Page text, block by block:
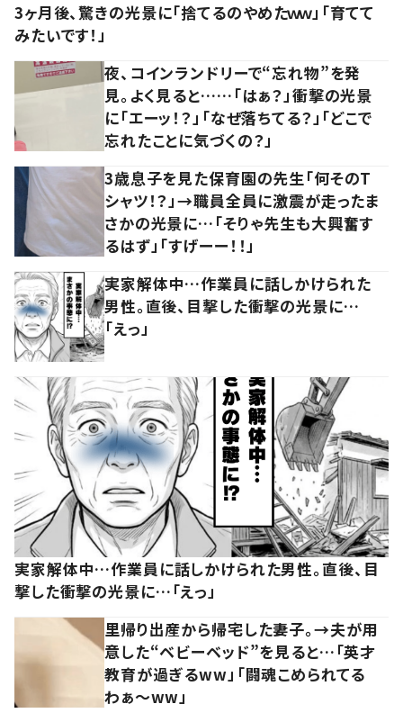
3ヶ月後、驚きの光景に「捨てるのやめたｗｗ」「育てて
みたいです！」
夜、コインランドリーで“忘れ物”を発
見。よく見ると……「はぁ？」衝撃の光景
に「エーッ！？」「なぜ落ちてる？」「どこで
忘れたことに気づくの？」
3歳息子を見た保育園の先生「何そのT
シャツ！？」→職員全員に激震が走ったま
さかの光景に…「そりゃ先生も大興奮す
るはず」「すげーー！！」
実家解体中…作業員に話しかけられた
男性。直後、目撃した衝撃の光景に…
「えっ」
実家解体中…作業員に話しかけられた男性。直後、目
撃した衝撃の光景に…「えっ」
里帰り出産から帰宅した妻子。→夫が用
意した“ベビーベッド”を見ると…「英才
教育が過ぎるww」「闘魂こめられてる
わぁ～ww」